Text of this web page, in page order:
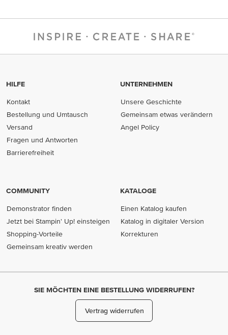
HILFE
Kontakt
Bestellung und Umtausch
Versand
Fragen und Antworten
Barrierefreiheit
UNTERNEHMEN
Unsere Geschichte
Gemeinsam etwas verändern
Angel Policy
COMMUNITY
Demonstrator finden
Jetzt bei Stampin' Up! einsteigen
Shopping-Vorteile
Gemeinsam kreativ werden
KATALOGE
Einen Katalog kaufen
Katalog in digitaler Version
Korrekturen
SIE MÖCHTEN EINE BESTELLUNG WIDERRUFEN?
Vertrag widerrufen